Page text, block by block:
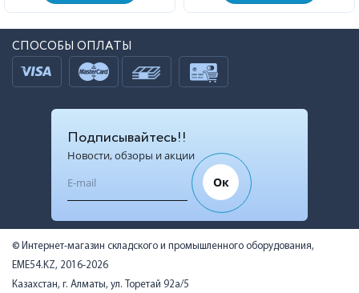
СПОСОБЫ ОПЛАТЫ
Подписывайтесь!!
Новости, обзоры и акции
Ок
© Интернет-магазин складского и промышленного оборудования,
EME54.KZ, 2016-2026
Казахстан, г. Алматы, ул. Торетай 92а/5